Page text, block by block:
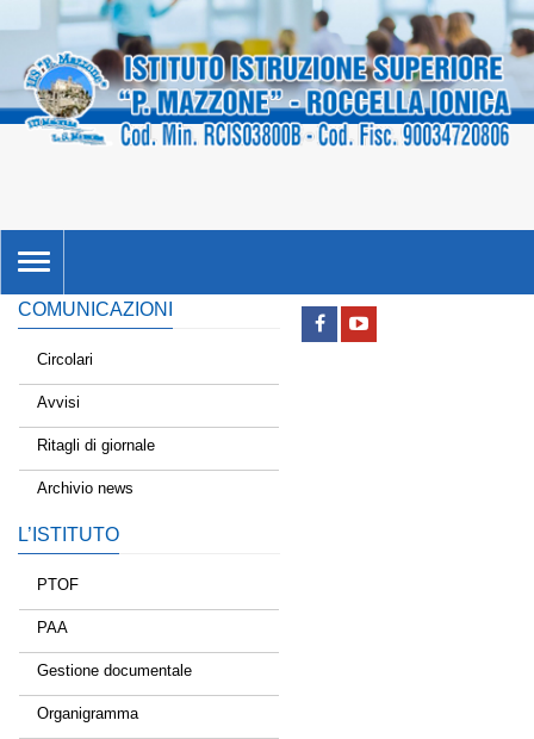
TOGGLE
NAVIGATION
COMUNICAZIONI
Circolari
Avvisi
Ritagli di giornale
Archivio news
L’ISTITUTO
PTOF
PAA
Gestione documentale
Organigramma